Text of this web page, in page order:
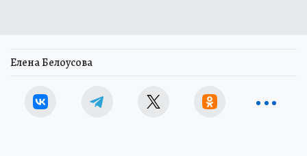
Елена Белоусова